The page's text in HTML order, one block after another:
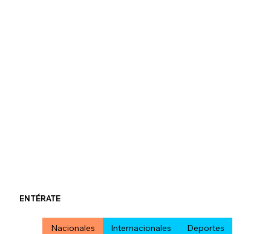
ENTÉRATE
Nacionales Internacionales Deportes